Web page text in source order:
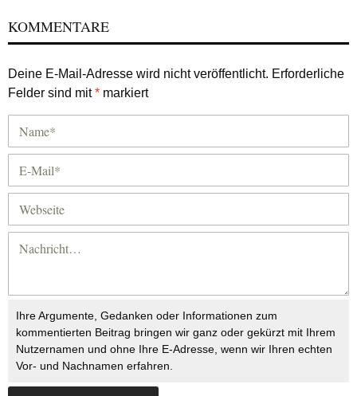
KOMMENTARE
Deine E-Mail-Adresse wird nicht veröffentlicht. Erforderliche
Felder sind mit* markiert
Ihre Argumente, Gedanken oder Informationen zum
kommentierten Beitrag bringen wir ganz oder gekürzt mit Ihrem
Nutzernamen und ohne Ihre E-Adresse, wenn wir Ihren echten
Vor- und Nachnamen erfahren.